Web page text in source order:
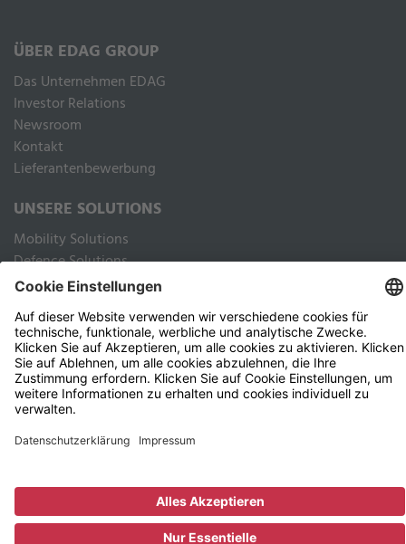
ÜBER EDAG GROUP
Das Unternehmen EDAG
Inves­tor Rela­ti­ons
Newsroom
Kontakt
Lieferantenbewerbung
UNSERE SOLUTIONS
Mobility Solutions
Defence Solutions
Industry Solutions
Public Solutions
RECHTLICHES
Impressum
Datenschutz Webseite
Datenschutz Kunden und Geschäftspartner
Nutzungsbedingungen